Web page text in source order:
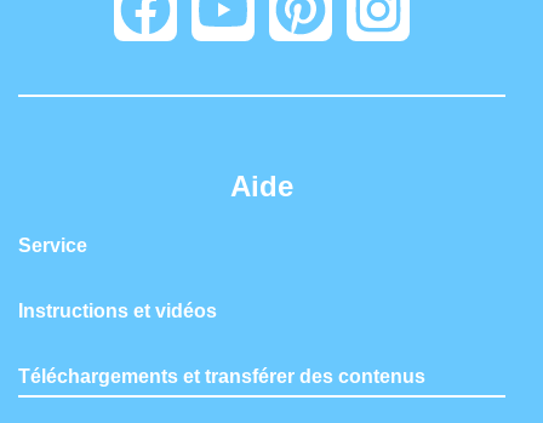
Aide
Service
Instructions et vidéos
Téléchargements et transférer des contenus